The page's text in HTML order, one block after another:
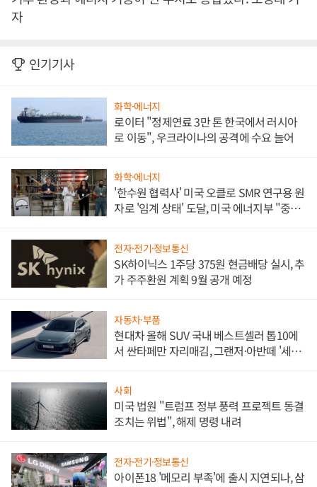
자
인기기사
화학·에너지
로이터 "정제연료 3만 톤 한국에서 러시아
로 이동", 우크라이나의 공격에 수요 늘어
화학·에너지
'한수원 협력사' 미국 오클로 SMR 연구용 원
자로 '임계 상태' 도달, 미국 에너지부 "중요
전자·전기·정보통신
SK하이닉스 1주당 375원 현금배당 실시, 추
가 주주환원 계획 9월 공개 예정
자동차·부품
현대차 올해 SUV 국내 베스트셀러 톱10에
서 싼타페만 자리매김, 그랜저·아반떼 '세단
사회
미국 법원 "트럼프 정부 풍력 프로젝트 동결
조치는 위법", 해제 명령 내려
전자·전기·정보통신
아이폰18 '메모리 부족'에 출시 지연되나, 삼